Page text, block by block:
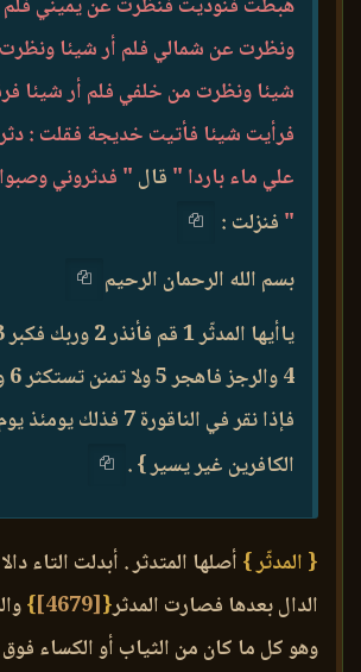
ونظرت عن شمالي فلم أر شيئا
شيئا ونظرت من خلفي فلم أر شيئا
فرأيت شيئا فأتيت خديجة فقلت :
علي ماء باردا " قال " فدثروني
" فنزلت :
بسم الله الرحمان الرحيم
الكافرين غير يسير } .
{ المدثّر } أصلها المتدثر . أبدلت التاء
الدال بعدها فصارت المدثر{
[4679]
}
وهو كل ما كان من الثياب أو الكساء